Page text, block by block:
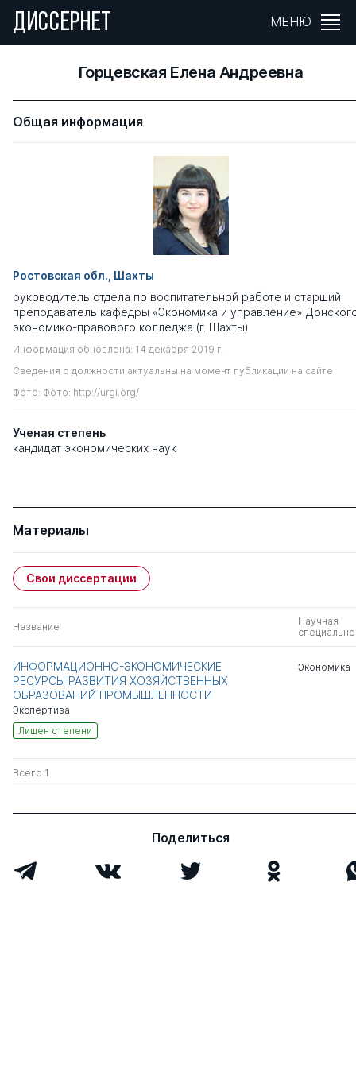
ДИССЕРНЕТ МЕНЮ
Горцевская Елена Андреевна
Общая информация
Ростовская обл., Шахты
руководитель отдела по воспитательной работе и старший
преподаватель кафедры «Экономика и управление»
экономико-правового колледжа (г. Шахты)
Информация обновлена: 14 декабря 2019 г.
Сведения о должности актуальны на момент публикации на сайте
Фото: Фото: http://urgi.org/
Ученая степень
кандидат экономических наук
Материалы
Свои диссертации
Название
Научная
ИНФОРМАЦИОННО-ЭКОНОМИЧЕСКИЕ
РЕСУРСЫ РАЗВИТИЯ ХОЗЯЙСТВЕННЫХ
ОБРАЗОВАНИЙ ПРОМЫШЛЕННОСТИ
Экспертиза
Лишен степени
Экономика
Всего 1
Поделиться